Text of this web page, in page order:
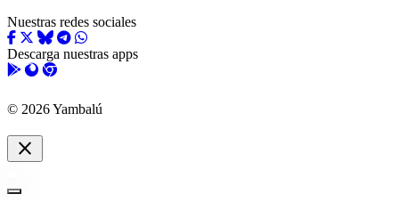
Nuestras redes sociales
Descarga nuestras apps
© 2026 Yambalú
close